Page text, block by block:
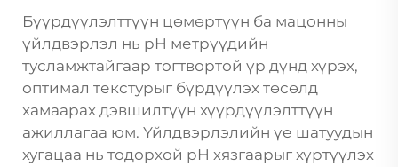
Бүүрдүүлэлттүүн цөмөртүүн ба мацонны
үйлдвэрлэл нь pH метрүүдийн
тусламжтайгаар тогтвортой үр дүнд хүрэх,
оптимал текстурыг бүрдүүлэх төсөлд
хамаарах дэвшилтүүн хүүрдүүлэлттүүн
ажиллагаа юм. Үйлдвэрлэлийн үе шатуудын
хугацаа нь тодорхой pH хязгаарыг хүртүүлэх